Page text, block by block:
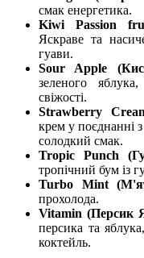
смак енергетика.
Kiwi Passion
Яскраве та
гуави.
Sour Apple
зеленого
свіжості.
Strawberry
крем у поєднанні
солодкий смак.
Tropic Punch
тропічний бум із
Turbo Mint
прохолода.
Vitamin (Персик
персика та
коктейль.